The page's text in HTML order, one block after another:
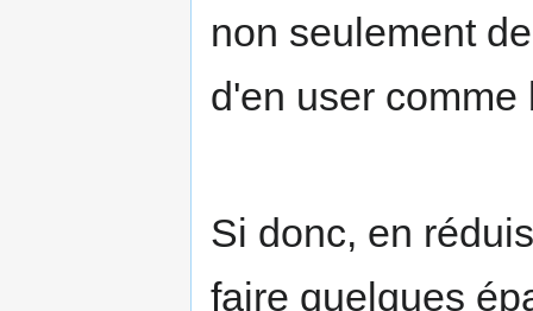
non seulement
d'en user
Si donc, en
faire quelques